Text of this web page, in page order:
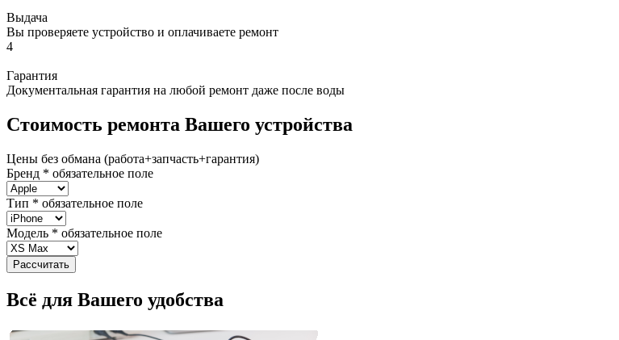
Выдача
Вы проверяете устройство и оплачиваете ремонт
4
Гарантия
Документальная гарантия на любой ремонт даже после воды
Стоимость ремонта Вашего устройства
Цены без обмана (работа+запчасть+гарантия)
Бренд * обязательное поле
Тип * обязательное поле
Модель * обязательное поле
Рассчитать
Всё для Вашего удобства